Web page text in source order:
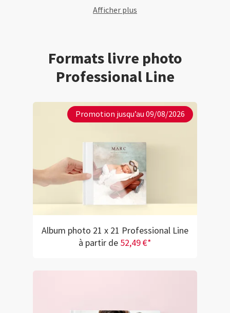
immédiatement
fabrication. En
photographe
je recherchais
produit
commanderai
Afficher plus
Formats livre photo
Professional Line
Promotion jusqu’au 09/08/2026
Album photo 21 x 21 Professional Line
à partir de 52,49 €*